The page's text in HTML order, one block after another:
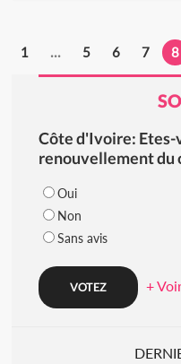
1 ... 5 6 7 8
Côte d'Ivoire: Etes-
renouvellement du
Oui
Non
Sans avis
+